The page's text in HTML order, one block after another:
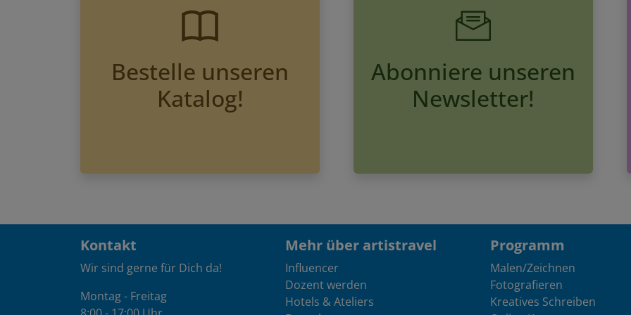
Bestelle unseren
Katalog!
Abonniere unseren
Newsletter!
Kontakt
Wir sind gerne für Dich da!
Montag - Freitag
Mehr über artistravel
Influencer
Dozent werden
Hotels & Ateliers
Programm
Malen/Zeichnen
Fotografieren
Kreatives Schreiben